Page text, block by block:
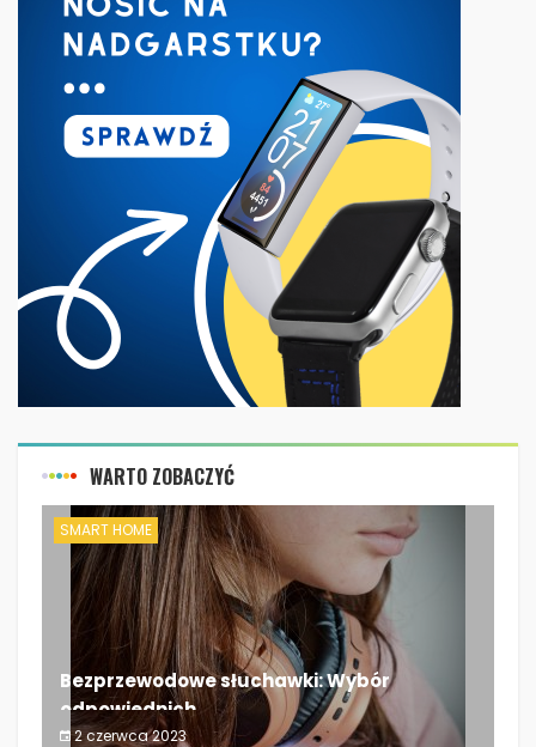
WARTO ZOBACZYĆ
SMART HOME
Bezprzewodowe słuchawki: Wybór
odpowiednich...
2 czerwca 2023